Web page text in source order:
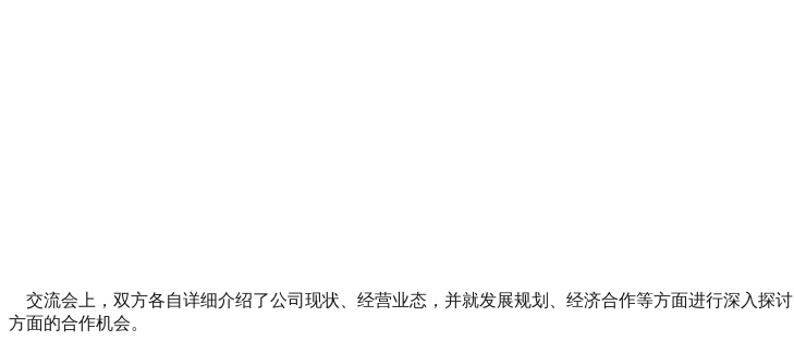
交流会上，双方各自详细介绍了公司现状、经营业态，并就发展规划、经济合作等方面进行深入探
方面的合作机会。